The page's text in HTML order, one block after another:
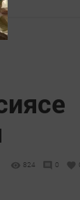
824 0